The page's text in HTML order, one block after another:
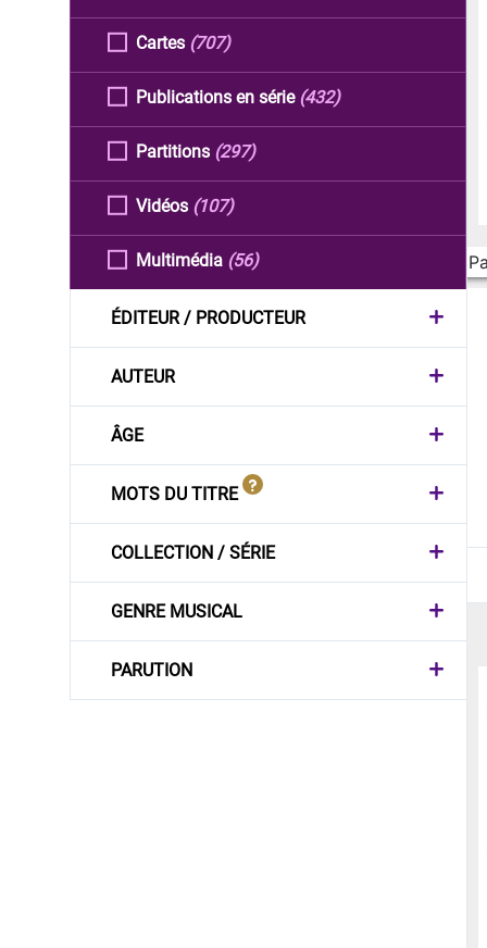
Cartes (707)
Publications en série (432)
Partitions (297)
Vidéos (107)
Multimédia (56)
ÉDITEUR / PRODUCTEUR
AUTEUR
ÂGE
MOTS DU TITRE
COLLECTION / SÉRIE
GENRE MUSICAL
PARUTION